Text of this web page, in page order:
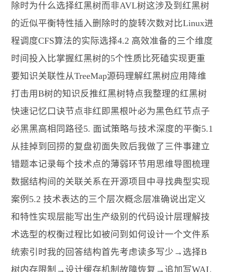
除时为什么选择红黑树而非AVL树这涉及到红黑树
的近似平衡特性插入删除时的旋转次数对比Linux进
程调度CFS算法的实际选择4.2 高效准备的三个维度
时间投入比掌握红黑树的5个性质比死磕实现更重
要知识关联性从TreeMap源码理解红黑树应用降维
打击用B树的知识反推红黑树特点我整理的红黑树
快速记忆口诀节点非红即黑根叶必为黑色红节点子
必黑黑高相同路径5. 面试策略与技术深度的平衡5.1
从挂掉到回捞的复盘初面失败后我做了三件事建立
错题本记录每个技术点的薄弱环节用思维导图梳理
数据结构间的关联关系在开源项目中寻找典型实现
案例5.2 技术表达的三个层次概念层准确说出定义
和特性实现层能写出生产级别的代码设计层理解技
术选型的权衡过程比如被问到如何设计一个文件系
统索引时我的回答结构首先考虑读多写少→选择B
树内存限制→设计缓存机制故障恢复→追加写WAL